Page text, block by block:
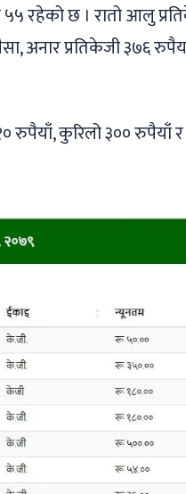
रहेको छ । रातो आलु
अनार प्रतिकेजी ३७६
रुपैयाँ, कुरिलो ३००